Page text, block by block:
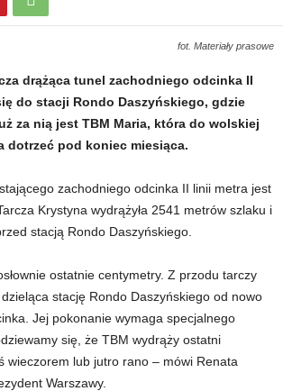
fot. Materiały prasowe
drążąca tunel zachodniego odcinka II
do stacji Rondo Daszyńskiego, gdzie
za nią jest TBM Maria, która do wolskiej
dotrzeć pod koniec miesiąca.
zachodniego odcinka II linii metra jest
Krystyna wydrążyła 2541 metrów szlaku i
stacją Rondo Daszyńskiego.
ostatnie centymetry. Z przodu tarczy
stację Rondo Daszyńskiego od nowo
Jej pokonanie wymaga specjalnego
się, że TBM wydrąży ostatni
wieczorem lub jutro rano – mówi Renata
Warszawy.